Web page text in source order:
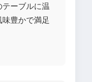
ーブルに温
豊かで満足